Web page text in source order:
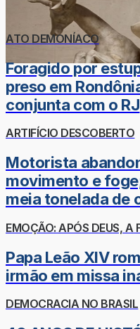
ATO DEMONÍACO
Foragido por
preso em
conjunta com o RJ
ARTIFÍCIO DESCOBERTO
Motorista
movimento e
meia tonelada de
EMOÇÃO: APÓS DEUS, A
Papa Leão XIV
irmão em missa
DEMOCRACIA NO BRASIL